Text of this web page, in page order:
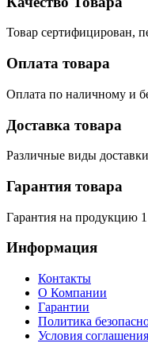
Товар сертифицирован,
Оплата товара
Оплата по наличному и
Доставка товара
Различные виды
Гарантия товара
Гарантия на продукцию
Информация
Контакты
О Компании
Гарантии
Политика
Условия соглашения